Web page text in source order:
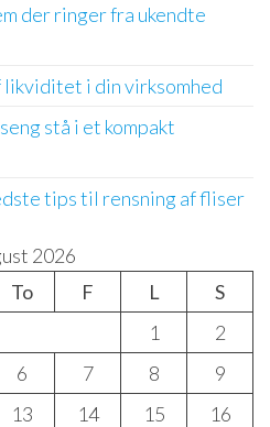
der ringer fra ukendte
likviditet i din virksomhed
stå i et kompakt
tips til rensning af fliser
2026
To F L
S
1
2
6 7 8
9
13 14 15
16